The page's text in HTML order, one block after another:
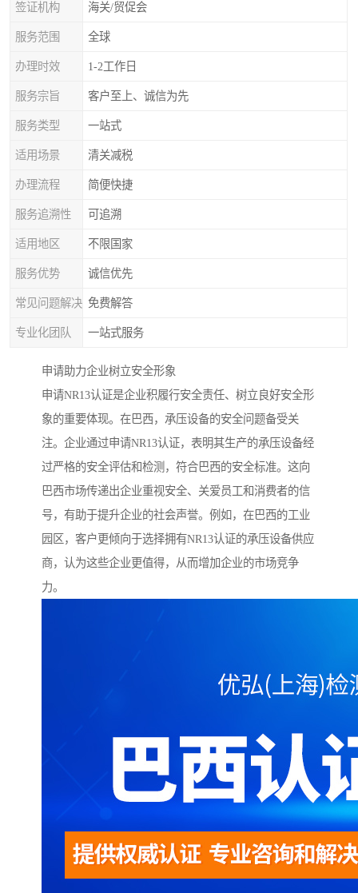
签证机构 海关/贸促会
服务范围 全球
办理时效 1-2工作日
服务宗旨 客户至上、诚信为先
服务类型 一站式
适用场景 清关减税
办理流程 简便快捷
服务追溯性 可追溯
适用地区 不限国家
服务优势 诚信优先
常见问题解决 免费解答
专业化团队 一站式服务
申请助力企业树立安全形象
申请NR13认证是企业积履行安全责任、树立良好安全形
象的重要体现。在巴西，承压设备的安全问题备受关
注。企业通过申请NR13认证，表明其生产的承压设备经
过严格的安全评估和检测，符合巴西的安全标准。这向
巴西市场传递出企业重视安全、关爱员工和消费者的信
号，有助于提升企业的社会声誉。例如，在巴西的工业
园区，客户更倾向于选择拥有NR13认证的承压设备供应
商，认为这些企业更值得，从而增加企业的市场竞争
力。